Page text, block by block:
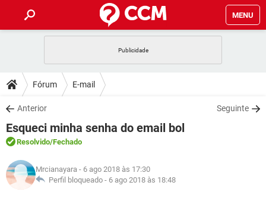
MENU
CELULAR
OUTLOOK
INSTAGRAM GMAIL
GUIA DE COMPRAS
DICAS
JOGOS
OUTLOOK
INSTAGRAM
GUIA DE COMPRAS
DOWNLOADS
JOGOS WHATSAPP
CELULAR
OUTLOOK EXCEL
INSTAGRAM
FÓRUM
JOGOS
CELULAR FACEBOOK
GLOSSÁRIO
JOGOS
Fórum E-mail
Anterior Seguinte
Esqueci minha senha do email bol
Resolvido/Fechado
Mrcianayara - 6 ago 2018 às 17:30
Perfil bloqueado - 6 ago 2018 às 18:48